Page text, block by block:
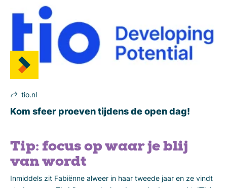
tio.nl
Kom sfeer proeven tijdens de open dag!
Tip: focus op waar je blij
van wordt
Inmiddels zit Fabiënne alweer in haar tweede jaar en ze vindt